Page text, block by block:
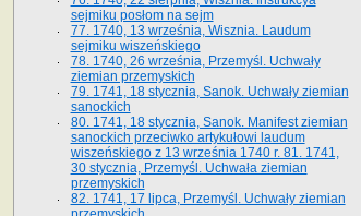
sejmiku posłom na sejm
77. 1740, 13 września, Wisznia. Laudum
sejmiku wiszeńskiego
78. 1740, 26 września, Przemyśl. Uchwały
ziemian przemyskich
79. 1741, 18 stycznia, Sanok. Uchwały ziemian
sanockich
80. 1741, 18 stycznia, Sanok. Manifest ziemian
sanockich przeciwko artykułowi laudum
wiszeńskiego z 13 wrze­śnia 1740 r. 81. 1741,
30 stycznia, Przemyśl. Uchwała ziemian
przemyskich
82. 1741, 17 lipca, Przemyśl. Uchwały ziemian